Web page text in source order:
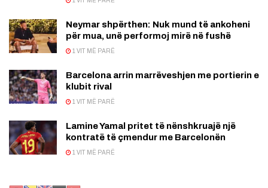
Neymar shpërthen: Nuk mund të ankoheni
për mua, unë performoj mirë në fushë
1 VIT MË PARË
Barcelona arrin marrëveshjen me portierin e
klubit rival
1 VIT MË PARË
Lamine Yamal pritet të nënshkruajë një
kontratë të çmendur me Barcelonën
1 VIT MË PARË